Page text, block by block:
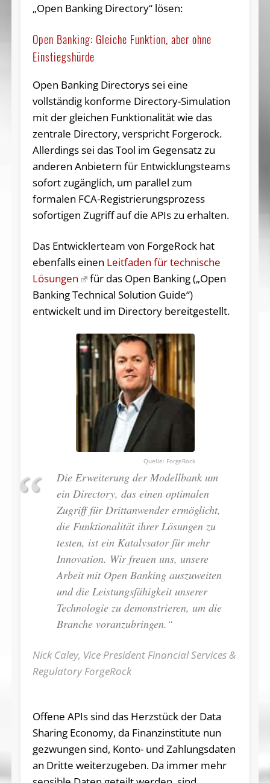
„Open Ban­king Di­rec­to­ry“ lösen:
Open Banking: Gleiche Funktion, aber ohne
Einstiegshürde
Open Banking Directorys sei eine
vollständig konforme Directory-Simulation
mit der gleichen Funktionalität wie das
zentrale Directory, verspricht Forgerock.
Allerdings sei das Tool im Gegensatz zu
anderen Anbietern für Entwicklungsteams
sofort zugänglich, um parallel zum
formalen FCA-Registrierungsprozess
sofortigen Zugriff auf die APIs zu erhalten.
Das Entwicklerteam von ForgeRock hat
ebenfalls einen Leitfaden für technische
Lösungen
für das Open Banking („Open
Banking Technical Solution Guide“)
entwickelt und im Directory bereitgestellt.
ForgeRock
Die Erweiterung der Modellbank um
ein Directory, das einen optimalen
Zugriff für Drittanwender ermöglicht,
die Funktionalität ihrer Lösungen zu
testen, ist ein Katalysator für mehr
Innovation. Wir freuen uns, unsere
Arbeit mit Open Banking auszuweiten
und die Leistungsfähigkeit unserer
Technologie zu demonstrieren, um die
Branche voranzubringen.“
Nick Caley, Vice President Financial Services &
Regulatory ForgeRock
Offene APIs sind das Herzstück der Data
Sharing Economy, da Finanzinstitute nun
gezwungen sind, Konto- und Zahlungsdaten
an Dritte weiterzugeben. Da immer mehr